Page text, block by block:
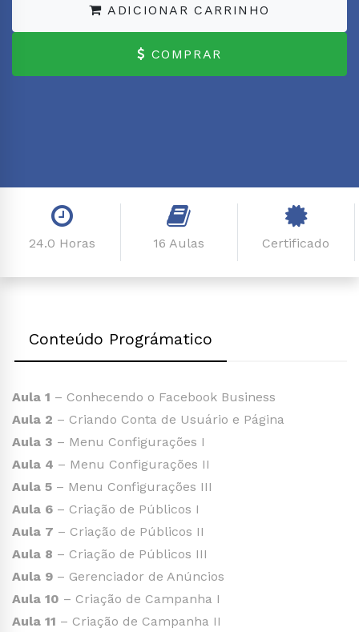
ADICIONAR CARRINHO
COMPRAR
24.0 Horas 16 Aulas Certificado
Conteúdo Prográmatico
Aula 1 – Conhecendo o Facebook Business
Aula 2 – Criando Conta de Usuário e Página
Aula 3 – Menu Configurações I
Aula 4 – Menu Configurações II
Aula 5 – Menu Configurações III
Aula 6 – Criação de Públicos I
Aula 7 – Criação de Públicos II
Aula 8 – Criação de Públicos III
Aula 9 – Gerenciador de Anúncios
Aula 10 – Criação de Campanha I
Aula 11 – Criação de Campanha II